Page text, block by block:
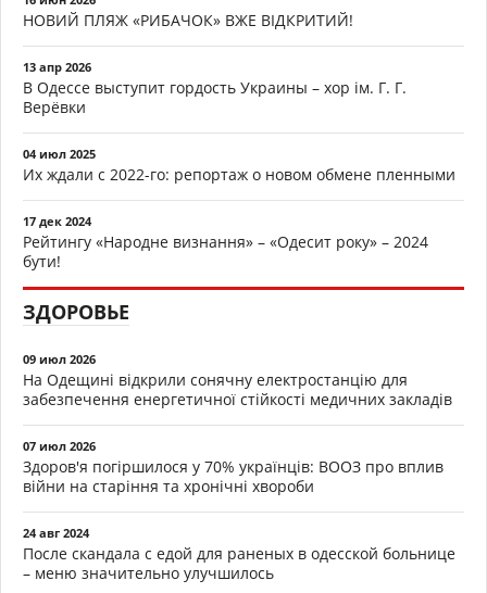
НОВИЙ ПЛЯЖ «РИБАЧОК» ВЖЕ ВІДКРИТИЙ!
13 апр 2026
В Одессе выступит гордость Украины – хор ім. Г. Г.
Верёвки
04 июл 2025
Их ждали с 2022-го: репортаж о новом обмене пленными
17 дек 2024
Рейтингу «Народне визнання» – «Одесит року» – 2024
бути!
ЗДОРОВЬЕ
09 июл 2026
На Одещині відкрили сонячну електростанцію для
забезпечення енергетичної стійкості медичних закладів
07 июл 2026
Здоров'я погіршилося у 70% українців: ВООЗ про вплив
війни на старіння та хронічні хвороби
24 авг 2024
После скандала с едой для раненых в одесской больнице
– меню значительно улучшилось